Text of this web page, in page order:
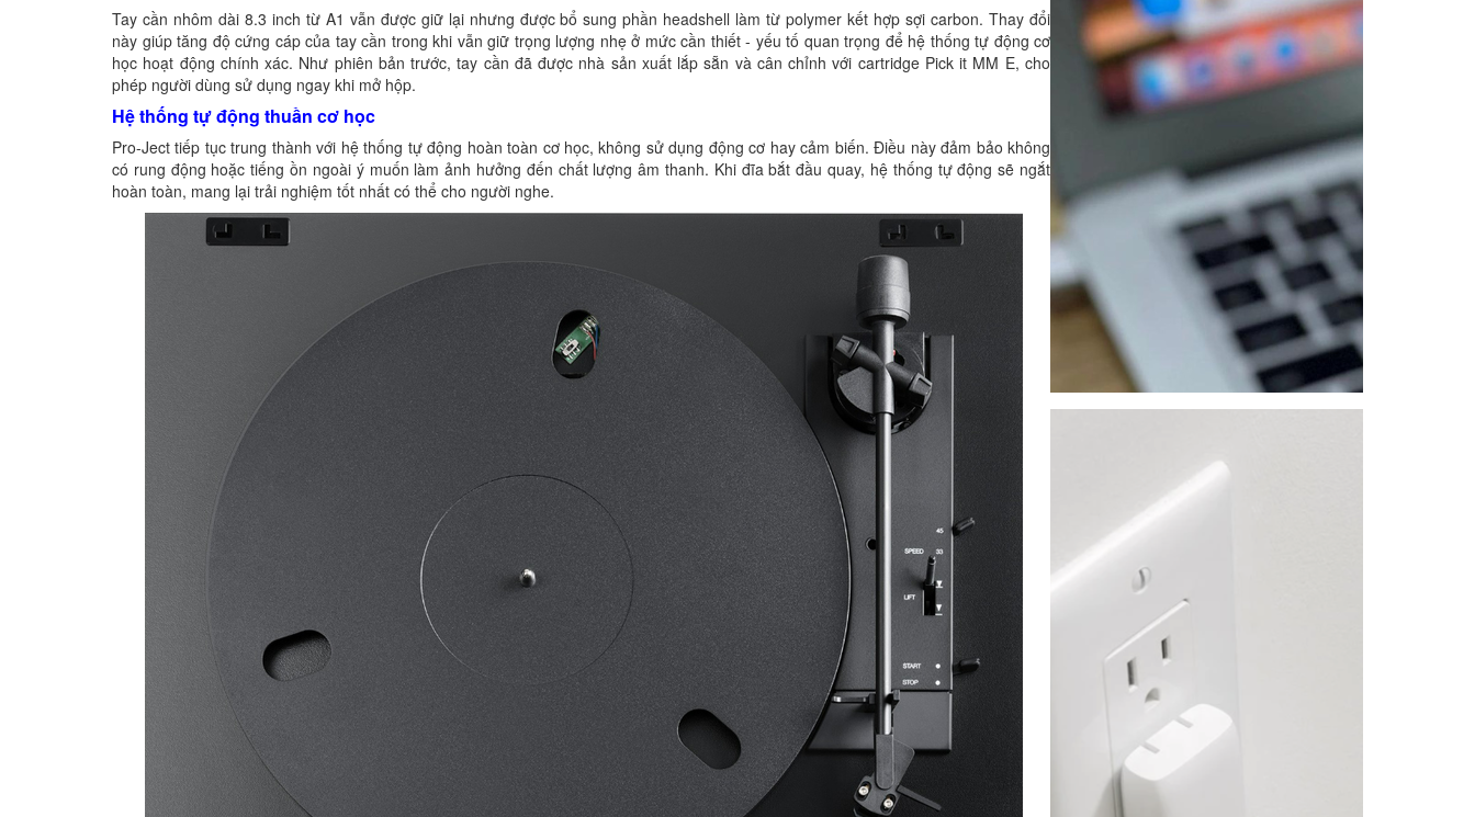
Tay cần nhôm dài 8.3 inch từ A1 vẫn được giữ lại nhưng được bổ sung phần headshell làm từ polymer kết hợp sợi carbon. Thay đổi
này giúp tăng độ cứng cáp của tay cần trong khi vẫn giữ trọng lượng nhẹ ở mức cần thiết - yếu tố quan trọng để hệ thống tự động cơ
học hoạt động chính xác. Như phiên bản trước, tay cần đã được nhà sản xuất lắp sẵn và cân chỉnh với cartridge Pick it MM E, cho
phép người dùng sử dụng ngay khi mở hộp.
Hệ thống tự động thuần cơ học
Pro-Ject tiếp tục trung thành với hệ thống tự động hoàn toàn cơ học, không sử dụng động cơ hay cảm biến. Điều này đảm bảo không
có rung động hoặc tiếng ồn ngoài ý muốn làm ảnh hưởng đến chất lượng âm thanh. Khi đĩa bắt đầu quay, hệ thống tự động sẽ ngắt
hoàn toàn, mang lại trải nghiệm tốt nhất có thể cho người nghe.